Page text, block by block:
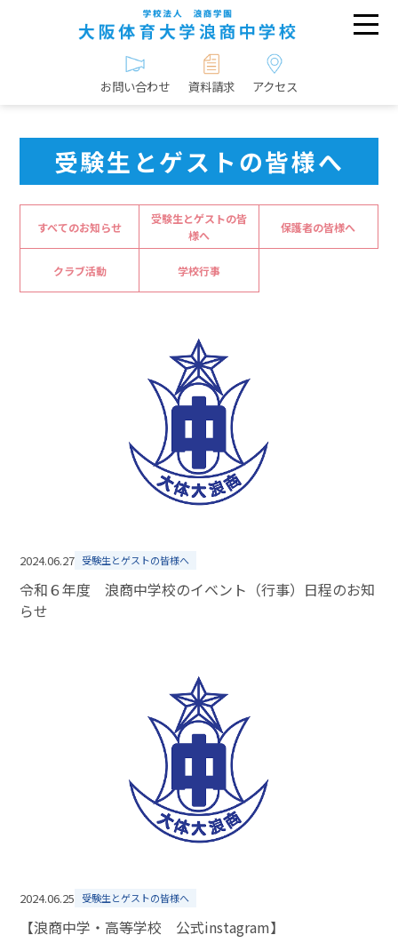
お問い合わせ 資料請求 アクセス
受験生とゲストの皆様へ
すべてのお知らせ
受験生とゲストの皆
様へ
保護者の皆様へ
クラブ活動 学校行事
2024.06.27 受験生とゲストの皆様へ
令和６年度 浪商中学校のイベント（行事）日程のお知
らせ
2024.06.25 受験生とゲストの皆様へ
【浪商中学・高等学校 公式instagram】